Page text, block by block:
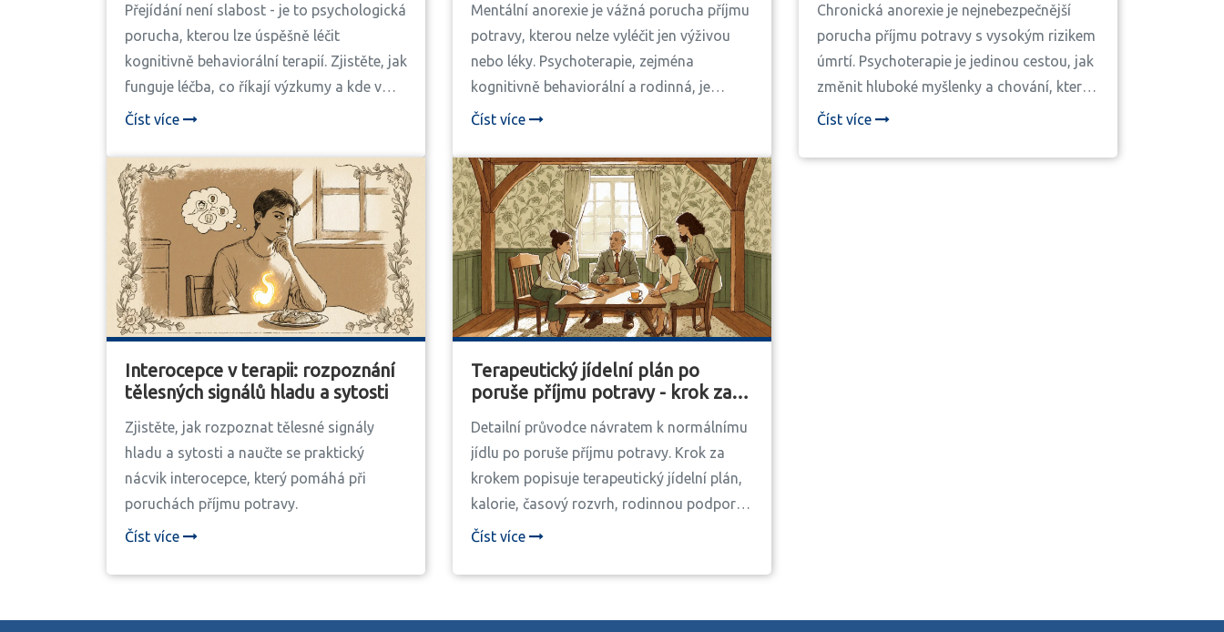
Přejídání není slabost - je to psychologická
porucha, kterou lze úspěšně léčit
kognitivně behaviorální terapií. Zjistěte, jak
funguje léčba, co říkají výzkumy a kde v
Česku najít odbornou pomoc.
Číst více
Mentální anorexie je vážná porucha příjmu
potravy, kterou nelze vyléčit jen výživou
nebo léky. Psychoterapie, zejména
kognitivně behaviorální a rodinná, je
jediným způsobem, jak dosáhnout
specializovaná centra ukazují výsledky.
Číst více
potravy
Chronická anorexie je nejnebezpečnější
porucha příjmu potravy s vysokým rizikem
úmrtí. Psychoterapie je jedinou cestou, jak
změnit hluboké myšlenky a chování, která
onemocnění udržují. Uzdravení je možné -
Číst více
Interocepce v terapii: rozpoznání
tělesných signálů hladu a sytosti
Zjistěte, jak rozpoznat tělesné signály
hladu a sytosti a naučte se praktický
nácvik interocepce, který pomáhá při
poruchách příjmu potravy.
Číst více
Terapeutický jídelní plán po
poruše příjmu potravy - krok za
Detailní průvodce návratem k normálnímu
jídlu po poruše příjmu potravy. Krok za
krokem popisuje terapeutický jídelní plán,
kalorie, časový rozvrh, rodinnou podporu
a tipy pro úspěšnou rehabilitaci.
Číst více